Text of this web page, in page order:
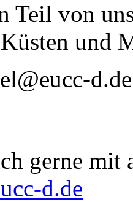
Teil von
und
d.de
gerne mit
d.de